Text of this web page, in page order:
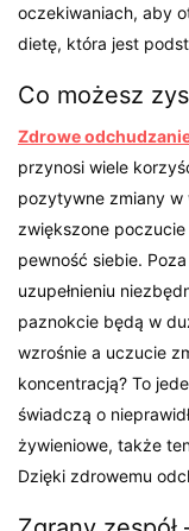
oczekiwaniach, aby
dietę, która jest
Co możesz
Zdrowe
przynosi wiele
pozytywne zmiany
zwiększone
pewność siebie.
uzupełnieniu
paznokcie będą w
wzrośnie a uczucie
koncentracją? To
świadczą o
żywieniowe, także
Dzięki zdrowemu